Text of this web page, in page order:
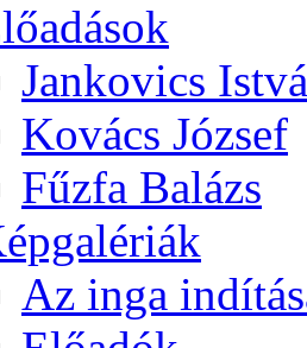
Jan­ko­vics
Ko­vács Jó­zsef
Fűz­fa Ba­lázs
Az in­ga